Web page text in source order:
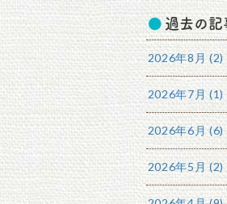
過去の記
2026年8月 (2)
2026年7月 (1)
2026年6月 (6)
2026年5月 (2)